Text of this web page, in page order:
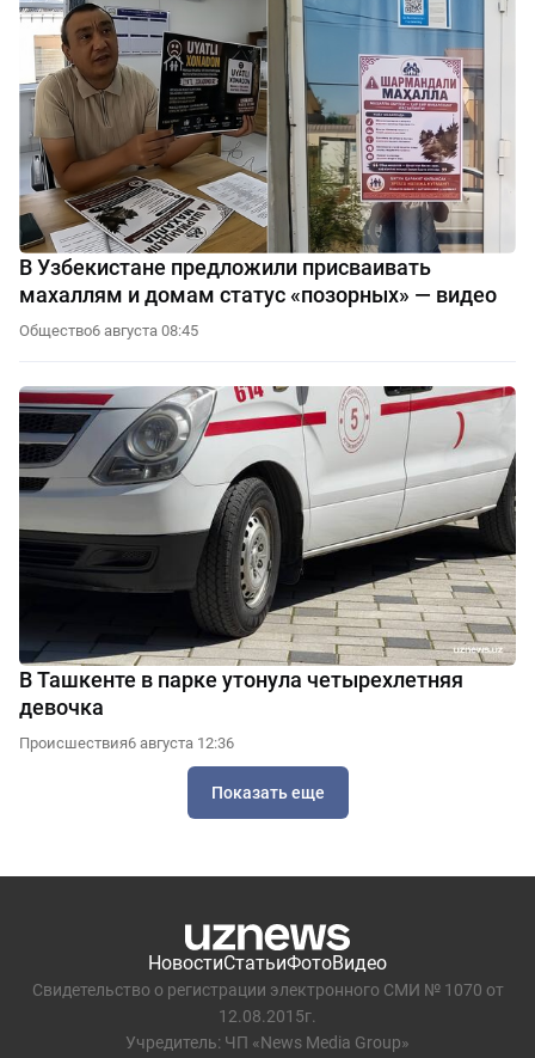
В Узбекистане предложили присваивать
махаллям и домам статус «позорных» — видео
Общество6 августа 08:45
В Ташкенте в парке утонула четырехлетняя
девочка
Происшествия6 августа 12:36
Показать еще
НовостиСтатьиФотоВидео
Свидетельство о регистрации электронного СМИ № 1070 от
12.08.2015г.
Учредитель: ЧП «News Media Group»